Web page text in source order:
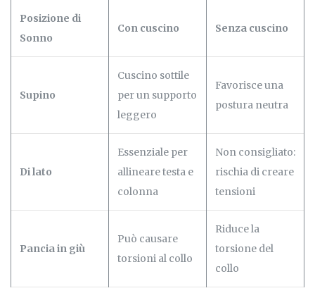
Posizione di
Sonno
Con cuscino Senza cuscino
Supino
Cuscino sottile
per un supporto
leggero
Favorisce una
postura neutra
Di lato
Essenziale per
allineare testa e
colonna
Non consigliato:
rischia di creare
tensioni
Pancia in giù
Può causare
torsioni al collo
Riduce la
torsione del
collo